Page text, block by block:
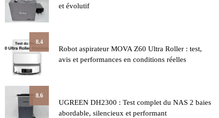
et évolutif
8.4
Robot aspirateur MOVA Z60 Ultra Roller : test,
avis et performances en conditions réelles
8.6
UGREEN DH2300 : Test complet du NAS 2 baies
abordable, silencieux et performant